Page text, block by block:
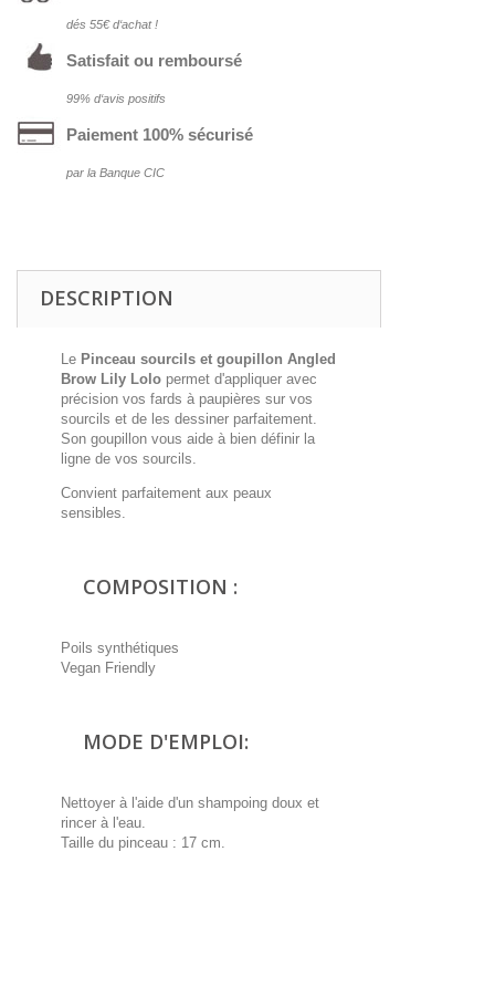
dés 55€ d‘achat !
Satisfait ou remboursé
99% d‘avis positifs
Paiement 100% sécurisé
par la Banque CIC
DESCRIPTION
Le Pinceau sourcils et goupillon Angled
Brow Lily Lolo permet d'appliquer avec
précision vos fards à paupières sur vos
sourcils et de les dessiner parfaitement.
Son goupillon vous aide à bien définir la
ligne de vos sourcils.
Convient parfaitement aux peaux
sensibles.
COMPOSITION :
Poils synthétiques
Vegan Friendly
MODE D'EMPLOI:
Nettoyer à l'aide d'un shampoing doux et
rincer à l'eau.
Taille du pinceau : 17 cm.